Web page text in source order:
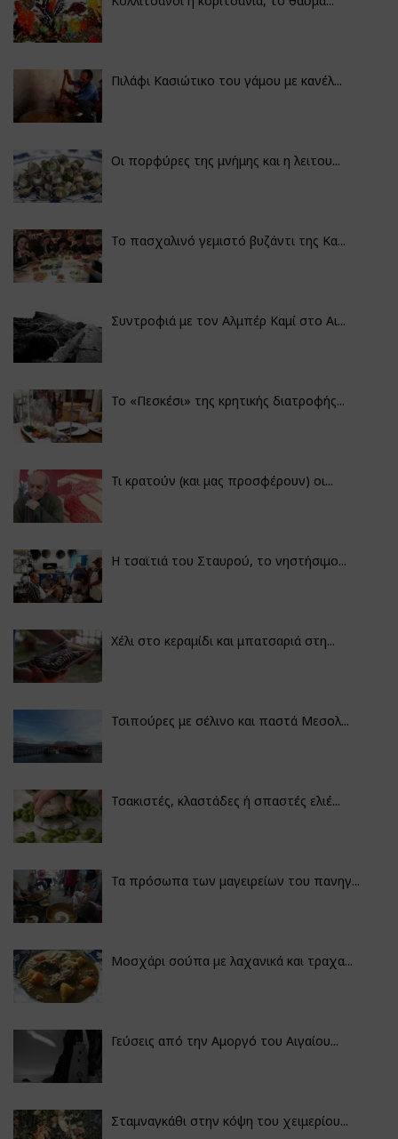
Πιλάφι Κασιώτικο του γάμου με κανέλ...
Οι πορφύρες της μνήμης και η λειτου...
Το πασχαλινό γεμιστό βυζάντι της Κα...
Συντροφιά με τον Αλμπέρ Καμί στο Αι...
Το «Πεσκέσι» της κρητικής διατροφής...
Τι κρατούν (και μας προσφέρουν) οι...
Η τσαϊτιά του Σταυρού, το νηστήσιμο...
Χέλι στο κεραμίδι και μπατσαριά στη...
Τσιπούρες με σέλινο και παστά Μεσολ...
Τσακιστές, κλαστάδες ή σπαστές ελιέ...
Τα πρόσωπα των μαγειρείων του πανηγ...
Μοσχάρι σούπα με λαχανικά και τραχα...
Γεύσεις από την Αμοργό του Αιγαίου...
Σταμναγκάθι στην κόψη του χειμερίου...